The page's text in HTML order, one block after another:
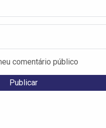
comentário público